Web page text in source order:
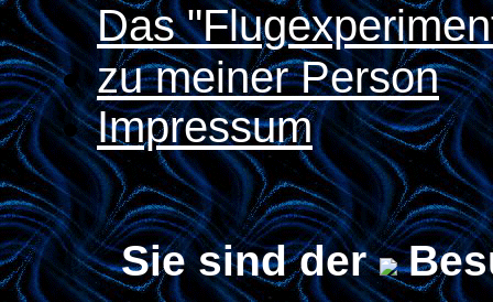
Das
zu meiner Person
Impressum
Sie sind der